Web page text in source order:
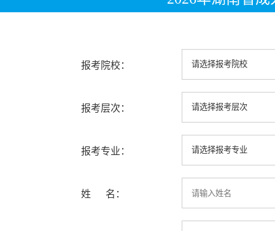
报考院校：
报考层次：
报考专业：
姓 名：